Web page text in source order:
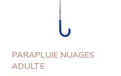
PARAPLUIE NUAGES
ADULTE